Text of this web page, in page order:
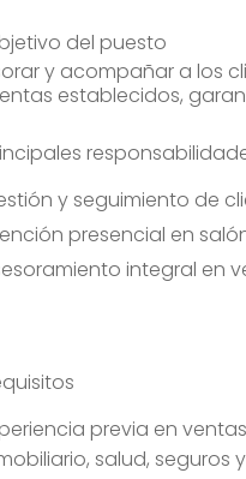
del puesto
y acompañar a los
establecidos,
y seguimiento de
presencial en
integral en
previa en
salud, seguros